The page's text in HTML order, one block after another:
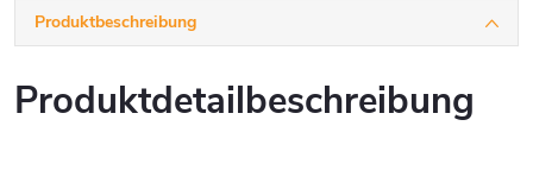
Produktbeschreibung
Produktdetailbeschreibung